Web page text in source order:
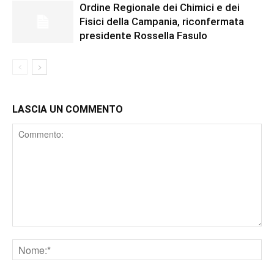
Ordine Regionale dei Chimici e dei
Fisici della Campania, riconfermata
presidente Rossella Fasulo
LASCIA UN COMMENTO
Comment
Nome